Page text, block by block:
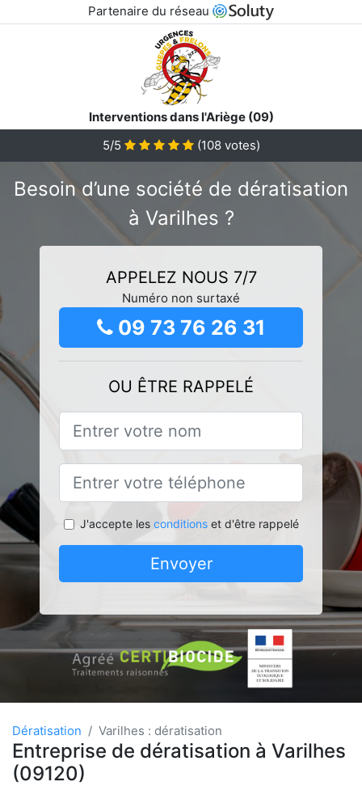
Partenaire du réseau
Interventions dans l'Ariège (09)
5/5
(108votes)
Besoin d’une société de dératisation
à Varilhes ?
APPELEZ NOUS 7/7
Numéro non surtaxé
09 73 76 26 31
OU ÊTRE RAPPELÉ
J'accepte les conditionset d'être rappelé
Envoyer
Dératisation Varilhes : dératisation
Entreprise de dératisation à Varilhes
(09120)